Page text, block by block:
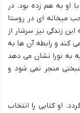
او به هم زده بود. در
میخانه ای در روستا
زندگی نیز سرشار از
کند و رابطه آن ها به
به نورا نشان می دهد
منجر نمی شود و
او کتابی را انتخاب